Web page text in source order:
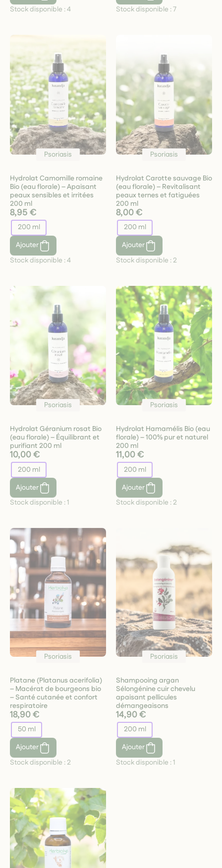
Stock disponible :4
Stock disponible :7
Psoriasis
Hydrolat Camomille romaine
Bio (eau florale) – Apaisant
peaux sensibles et irritées
200 ml
8,95 €
200 ml
Ajouter
Stock disponible :4
Psoriasis
Hydrolat Carotte sauvage Bio
(eau florale) – Revitalisant
peaux ternes et fatiguées
200 ml
8,00 €
200 ml
Ajouter
Stock disponible : 2
Psoriasis
Hydrolat Géranium rosat Bio
(eau florale) – Équilibrant et
purifiant 200 ml
10,00 €
200 ml
Ajouter
Stock disponible :1
Psoriasis
Hydrolat Hamamélis Bio (eau
florale) – 100% pur et naturel
200 ml
11,00 €
200 ml
Ajouter
Stock disponible : 2
Psoriasis
Platane (Platanus acerifolia)
– Macérat de bourgeons bio
– Santé cutanée et confort
respiratoire
18,90 €
50 ml
Ajouter
Stock disponible : 2
Psoriasis
Shampooing argan
Sélongénine cuir chevelu
apaisant pellicules
démangeaisons
14,90 €
200 ml
Ajouter
Stock disponible :1